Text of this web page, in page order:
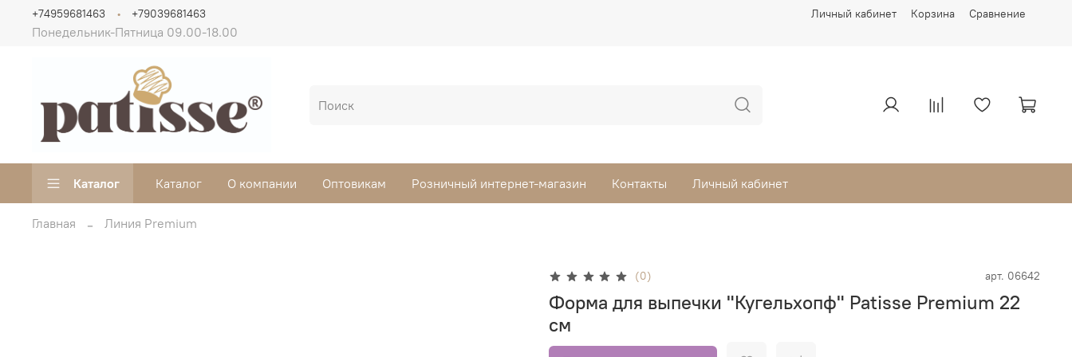
Личный кабинет Корзина Сравнение
Понедельник-Пятница 09.00-18.00
+74959681463 +79039681463
Каталог Каталог О компании Оптовикам Розничный интернет-магазин Контакты Личный кабинет
Главная Линия Premium
(0) арт. 06642
Форма для выпечки "Кугельхопф" Patisse Premium 22
см